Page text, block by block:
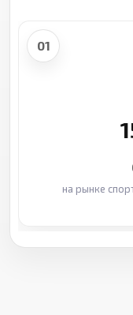
01
на рынке